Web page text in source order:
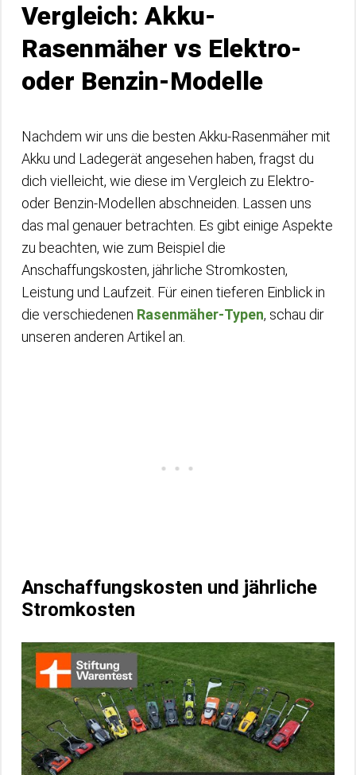
Vergleich: Akku-
Rasenmäher vs Elektro-
oder Benzin-Modelle
Nachdem wir uns die besten Akku-Rasenmäher mit
Akku und Ladegerät angesehen haben, fragst du
dich vielleicht, wie diese im Vergleich zu Elektro-
oder Benzin-Modellen abschneiden. Lassen uns
das mal genauer betrachten. Es gibt einige Aspekte
zu beachten, wie zum Beispiel die
Anschaffungskosten, jährliche Stromkosten,
Leistung und Laufzeit. Für einen tieferen Einblick in
die verschiedenen Rasenmäher-Typen, schau dir
unseren anderen Artikel an.
Anschaffungskosten und jährliche
Stromkosten